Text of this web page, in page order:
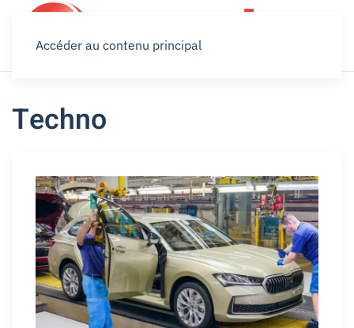
Accéder au contenu principal
Techno